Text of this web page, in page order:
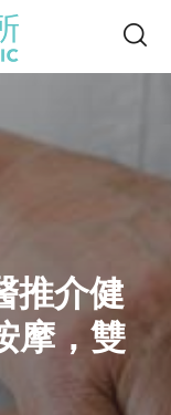
推介健
摩，雙